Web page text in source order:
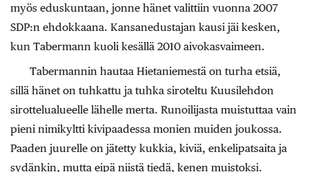
myös eduskuntaan, jonne hänet valittiin vuonna 2007
SDP:n ehdokkaana. Kansanedustajan kausi jäi kesken,
kun Tabermann kuoli kesällä 2010 aivokasvaimeen.
Tabermannin hautaa Hietaniemestä on turha etsiä,
sillä hänet on tuhkattu ja tuhka siroteltu Kuusilehdon
sirottelualueelle lähelle merta. Runoilijasta muistuttaa vain
pieni nimikyltti kivipaadessa monien muiden joukossa.
Paaden juurelle on jätetty kukkia, kiviä, enkelipatsaita ja
sydänkin, mutta eipä niistä tiedä, kenen muistoksi.